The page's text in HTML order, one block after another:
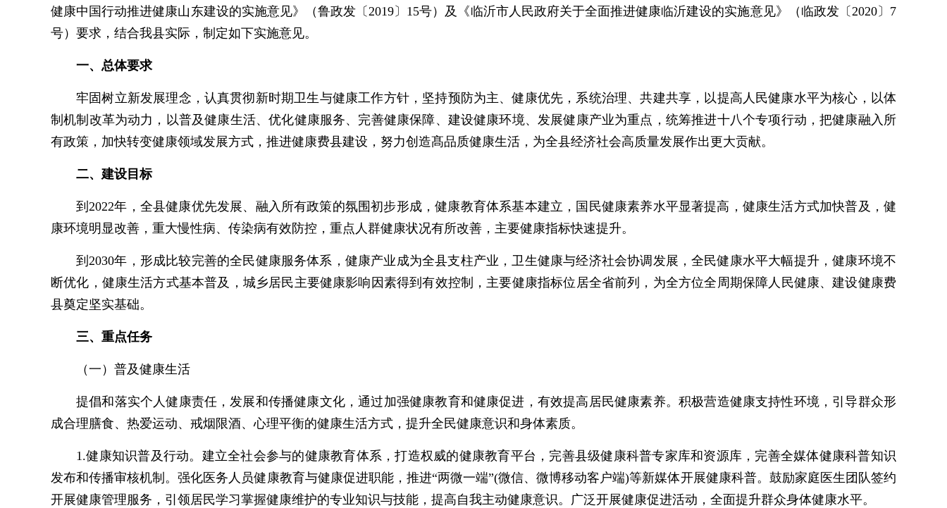
健康中国行动推进健康山东建设的实施意见》（鲁政发〔2019〕15号）及《临沂市人民政府关于全面推进健康临沂建设的实施意见》（临政发〔2020〕7
号）要求，结合我县实际，制定如下实施意见。
一、总体要求
牢固树立新发展理念，认真贯彻新时期卫生与健康工作方针，坚持预防为主、健康优先，系统治理、共建共享，以提高人民健康水平为核心，以体
制机制改革为动力，以普及健康生活、优化健康服务、完善健康保障、建设健康环境、发展健康产业为重点，统筹推进十八个专项行动，把健康融入所
有政策，加快转变健康领域发展方式，推进健康费县建设，努力创造髙品质健康生活，为全县经济社会高质量发展作出更大贡献。
二、建设目标
到2022年，全县健康优先发展、融入所有政策的氛围初步形成，健康教育体系基本建立，国民健康素养水平显著提高，健康生活方式加快普及，健
康环境明显改善，重大慢性病、传染病有效防控，重点人群健康状况有所改善，主要健康指标快速提升。
到2030年，形成比较完善的全民健康服务体系，健康产业成为全县支柱产业，卫生健康与经济社会协调发展，全民健康水平大幅提升，健康环境不
断优化，健康生活方式基本普及，城乡居民主要健康影响因素得到有效控制，主要健康指标位居全省前列，为全方位全周期保障人民健康、建设健康费
县奠定坚实基础。
三、重点任务
（一）普及健康生活
提倡和落实个人健康责任，发展和传播健康文化，通过加强健康教育和健康促进，有效提高居民健康素养。积极营造健康支持性环境，引导群众形
成合理膳食、热爱运动、戒烟限酒、心理平衡的健康生活方式，提升全民健康意识和身体素质。
1.健康知识普及行动。建立全社会参与的健康教育体系，打造权威的健康教育平台，完善县级健康科普专家库和资源库，完善全媒体健康科普知识
发布和传播审核机制。强化医务人员健康教育与健康促进职能，推进“两微一端”(微信、微博移动客户端)等新媒体开展健康科普。鼓励家庭医生团队签约
开展健康管理服务，引领居民学习掌握健康维护的专业知识与技能，提高自我主动健康意识。广泛开展健康促进活动，全面提升群众身体健康水平。